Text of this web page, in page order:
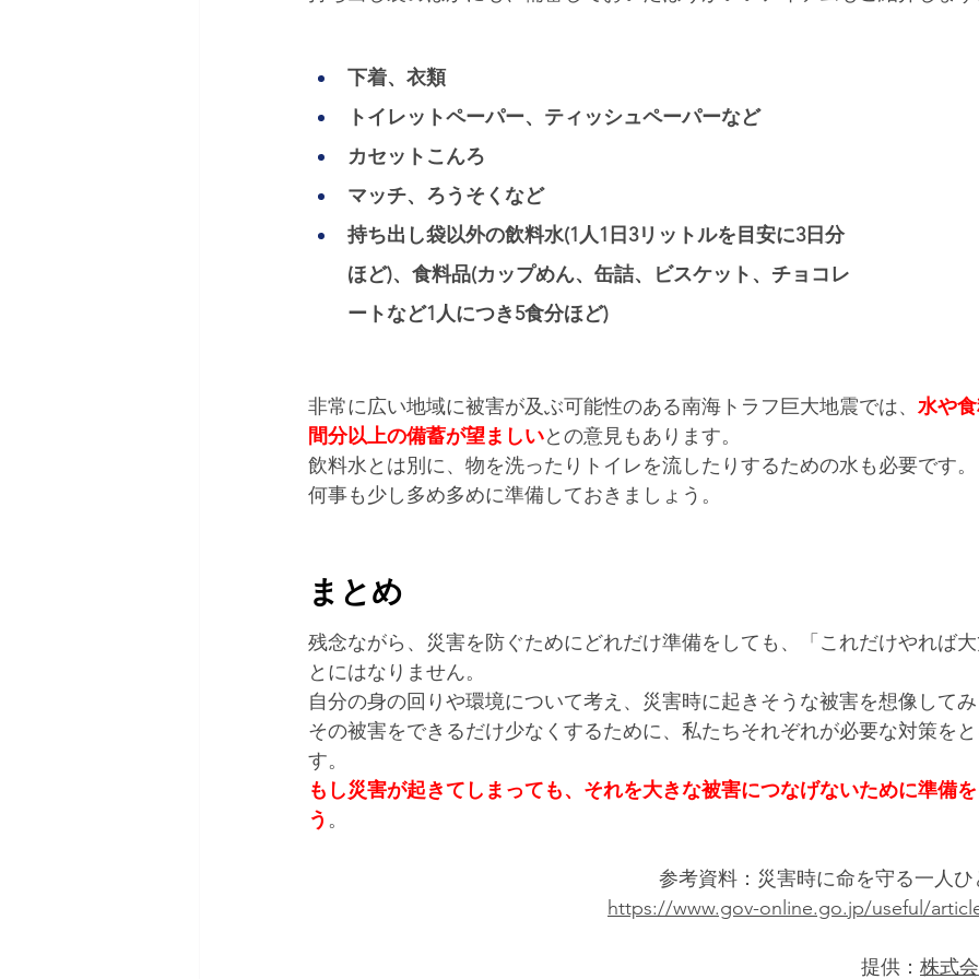
下着、衣類
トイレットペーパー、ティッシュペーパーなど
カセットこんろ
マッチ、ろうそくなど
持ち出し袋以外の飲料水(1人1日3リットルを目安に3日分
ほど)、食料品(カップめん、缶詰、ビスケット、チョコレ
ートなど1人につき5食分ほど)
非常に広い地域に被害が及ぶ可能性のある南海トラフ巨大地震では、 水や
間分以上の備蓄が望ましいとの意見もあります。
飲料水とは別に、物を洗ったりトイレを流したりするための水も必要です。
何事も少し多め多めに準備しておきましょう。
まとめ
残念ながら、災害を防ぐためにどれだけ準備をしても、「これだけやれば
とにはなりません。
自分の身の回りや環境について考え、災害時に起きそうな被害を想像してみ
その被害をできるだけ少なくするために、私たちそれぞれが必要な対策を
す。
もし災害が起きてしまっても、それを大きな被害につなげないために準備
う 。
参考資料：災害時に命を守る一人
https://www.gov-online.go.jp/useful/
提供： 株式